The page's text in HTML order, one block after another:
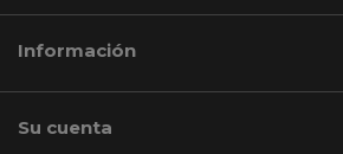
Información
Su cuenta